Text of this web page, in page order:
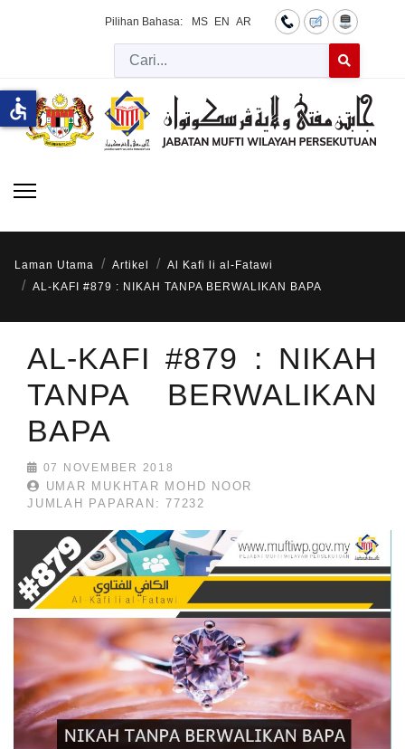
Pilihan Bahasa: MS EN AR
Cari
Laman Utama Artikel
Al Kafi li al-Fatawi
AL-KAFI #879 : NIKAH TANPA BERWALIKAN BAPA
AL-KAFI #879 : NIKAH
TANPA BERWALIKAN
BAPA
07 NOVEMBER 2018
UMAR MUKHTAR MOHD NOOR
JUMLAH PAPARAN: 77232
accessible